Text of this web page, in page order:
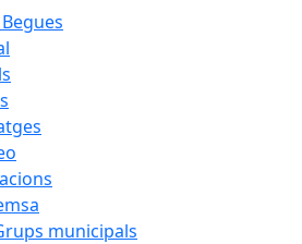
municipals